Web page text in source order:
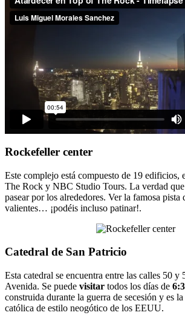
Rockefeller center
Este complejo está compuesto de 19 edificios,
The Rock y NBC Studio Tours. La verdad
pasear por los alrededores. Ver la famosa
valientes… ¡podéis incluso patinar!.
Catedral de San Patricio
Esta catedral se encuentra entre las calles 50 y
Avenida. Se puede visitar todos los días de
construida durante la guerra de secesión y es
católica de estilo neogótico de los EEUU.